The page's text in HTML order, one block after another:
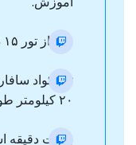
قبل از تور ۱۵ دقیقه تست رانندگی وجود دارد.
تور کواد
۲۰ کیلومتر طول می کشد.
بیست دقیقه